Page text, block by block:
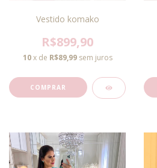
Vestido komako
R$899,90
10 x de R$89,99 sem juros
COMPRAR